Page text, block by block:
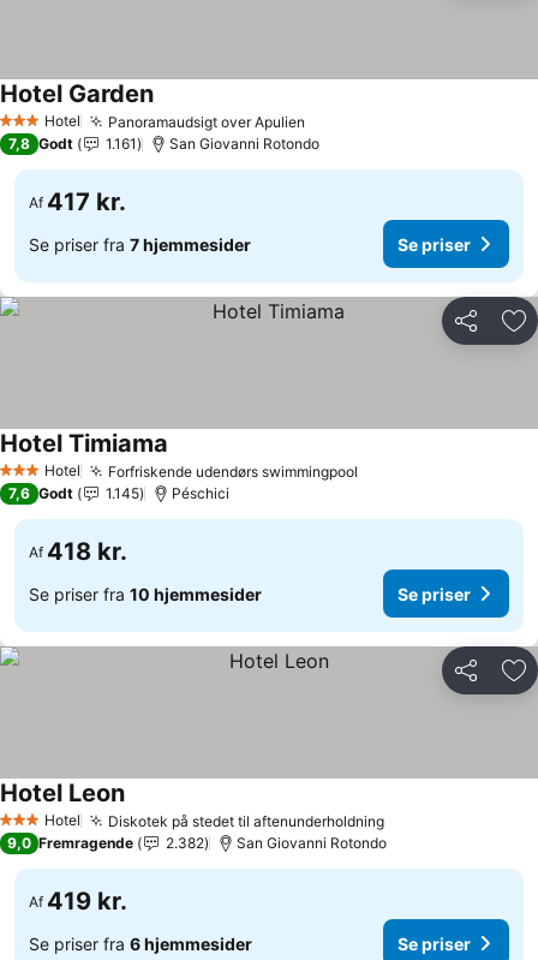
3 StjernerHotel Panoramaudsigt over Apulien
Hotel GardenSe priser
7,8 Godt 1.161 San Giovanni Rotondo
Af 417 kr.
Se priser fra 7 hjemmesider Se priser
Del
3 StjernerHotel Forfriskende udendørs swimmingpool
Hotel Timiama
7,6 Godt 1.145 Péschici
Af 418 kr.
Se priser fra 10 hjemmesider Se priser
Del
3 StjernerHotel Diskotek på stedet til aftenunderholdningSe priser
Hotel LeonSe priser
9,0 Fremragende 2.382 San Giovanni Rotondo
Af 419 kr.
Se priser fra 6 hjemmesider Se priser